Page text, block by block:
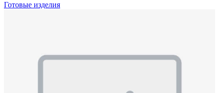
Готовые изделия